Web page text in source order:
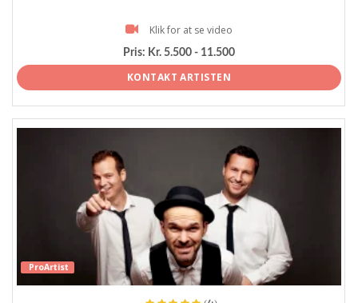
Klik for at se video
Pris: Kr. 5.500 - 11.500
KONTAKT ARTISTEN
ProArtist